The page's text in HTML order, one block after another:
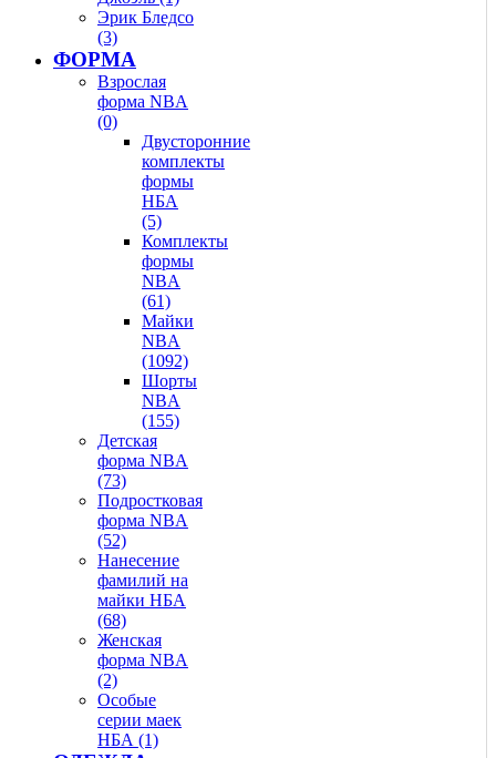
Эрик Бледсо
(3)
ФОРМА
Взрослая
форма NBA
(0)
Двусторонние
комплекты
формы
НБА
(5)
Комплекты
формы
NBA
(61)
Майки
NBA
(1092)
Шорты
NBA
(155)
Детская
форма NBA
(73)
Подростковая
форма NBA
(52)
Нанесение
фамилий на
майки НБА
(68)
Женская
форма NBA
(2)
Особые
серии маек
НБА (1)